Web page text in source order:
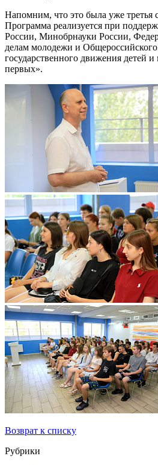
Напомним, что это была уже третья
Программа реализуется при
России, Минобрнауки России,
делам молодежи и
государственного движения детей
первых».
Возврат к списку
Рубрики